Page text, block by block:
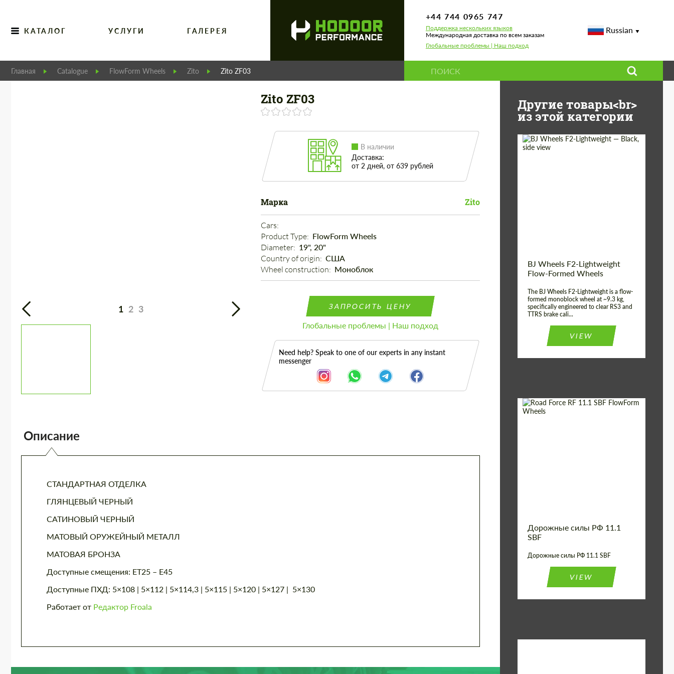
КАТАЛОГ УСЛУГИ ГАЛЕРЕЯ
+44 744 0965 747
Поддержка нескольких языков
Международная доставка по всем заказам
Глобальные проблемы | Наш подход
Russian
Главная Catalogue FlowForm Wheels Zito Zito ZF03
1 2 3
Zito ZF03
В наличии
Доставка:
от 2 дней, от 639 рублей
Марка Zito
Cars:
Product Type: FlowForm Wheels
Diameter: 19", 20"
Country of origin: США
Wheel construction: Моноблок
ЗАПРОСИТЬ ЦЕНУ
Глобальные проблемы | Наш подход
Need help? Speak to one of our experts in any instant
messenger
Описание
СТАНДАРТНАЯ ОТДЕЛКА
ГЛЯНЦЕВЫЙ ЧЕРНЫЙ
САТИНОВЫЙ ЧЕРНЫЙ
МАТОВЫЙ ОРУЖЕЙНЫЙ МЕТАЛЛ
МАТОВАЯ БРОНЗА
Доступные смещения: ET25 – E45
Доступные ПХД: 5×108 | 5×112 | 5×114,3 | 5×115 | 5×120 | 5×127 | 5×130
Работает от Редактор Froala
Другие товары<br>
из этой категории
BJ Wheels F2-Lightweight
Flow-Formed Wheels
The BJ Wheels F2-Lightweight is a flow-
formed monoblock wheel at ~9.3 kg,
specifically engineered to clear RS3 and
TTRS brake cali...
VIEW
Дорожные силы РФ 11.1
SBF
Дорожные силы РФ 11.1 SBF
VIEW